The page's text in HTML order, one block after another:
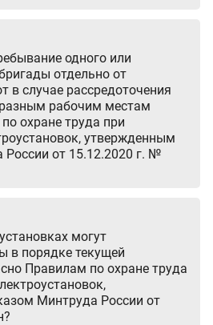
одного или
отдельно от
в случае рассредоточения
рабочим местам
охране труда при
утвержденным
от 15.12.2020 г. №
могут
в порядке текущей
Правилам по охране труда
Минтруда России от